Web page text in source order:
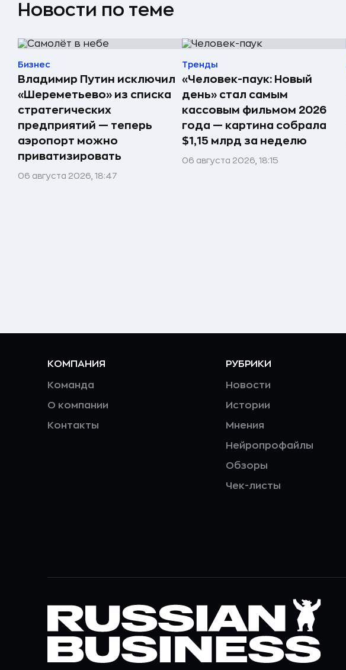
Новости по теме
Бизнес
Владимир Путин исключил
«Шереметьево» из списка
стратегических
предприятий — теперь
аэропорт можно
приватизировать
06 августа 2026, 18:47
Тренды
«Человек-паук: Новый
день» стал самым
кассовым фильмом 2026
года — картина собрала
$1,15 млрд за неделю
06 августа 2026, 18:15
КОМПАНИЯ
Команда
О компании
Контакты
РУБРИКИ
Новости
Истории
Мнения
Нейропрофайлы
Обзоры
Чек-листы